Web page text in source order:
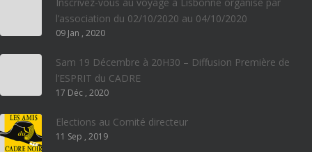
l’association du 02/10/2020 au 04/10/2020
09 Jan , 2020
Sam 19 Décembre à 20H30 – Diffusion Première de
l’ESPRIT du CADRE
17 Déc , 2020
Elections au Comité directeur
11 Sep , 2019